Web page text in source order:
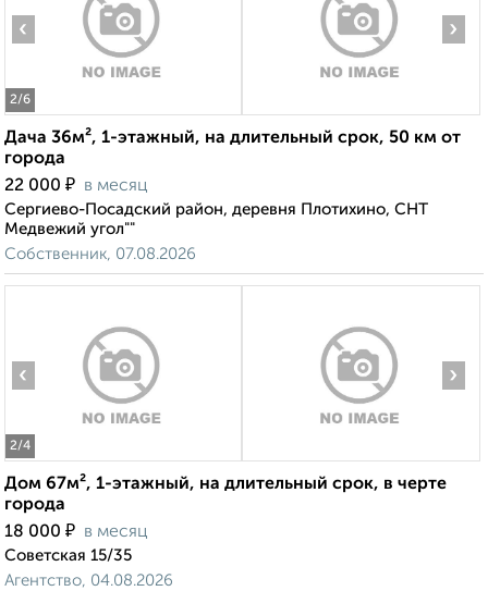
2/6
‹ ›
Дача 36м², 1-этажный, на длительный срок, 50 км от
города
22 000 ₽ в месяц
Сергиево-Посадский район, деревня Плотихино, СНТ
Медвежий угол""
Собственник, 07.08.2026
2/4
‹ ›
Дом 67м², 1-этажный, на длительный срок, в черте
города
18 000 ₽ в месяц
Советская 15/35
Агентство, 04.08.2026